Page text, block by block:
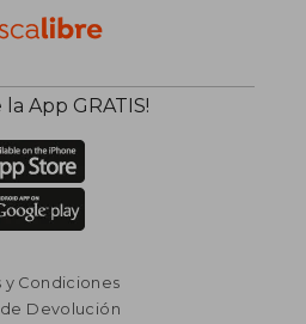
la App GRATIS!
y Condiciones
Devolución